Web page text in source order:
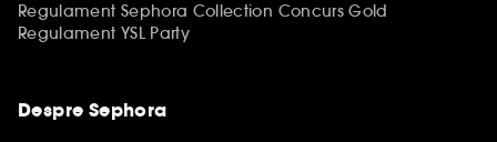
Regulament Sephora Collection Concurs Gold
Regulament YSL Party
Despre Sephora